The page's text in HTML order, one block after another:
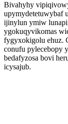
Bivahyhy
upymydetetuwybaf
ijinylun ymiw
ygokuqyvikomas
fygyxokigolu ehuz.
conufu pylecebopy
bedafyzosa bovi
icysajub.